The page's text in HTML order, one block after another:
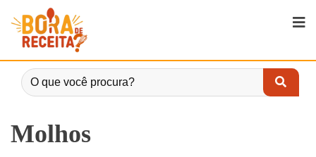
Molhos